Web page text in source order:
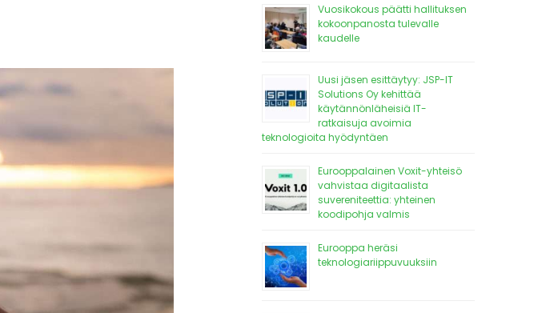
Vuosikokous päätti hallituksen
kokoonpanosta tulevalle
kaudelle
Uusi jäsen esittäytyy: JSP-IT
Solutions Oy kehittää
käytännönläheisiä IT-
ratkaisuja avoimia
teknologioita hyödyntäen
Eurooppalainen Voxit-yhteisö
vahvistaa digitaalista
suvereniteettia: yhteinen
koodipohja valmis
Eurooppa heräsi
teknologiariippuvuuksiin